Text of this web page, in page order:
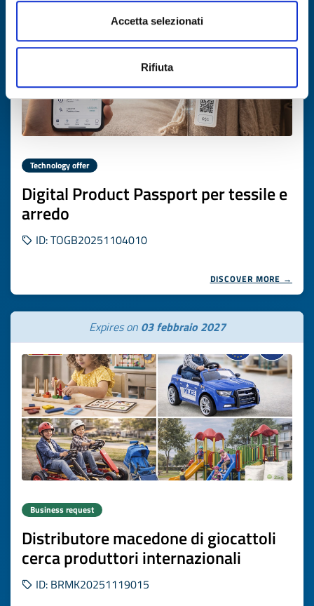
Accetta selezionati
Rifiuta
Technology offer
Digital Product Passport per tessile e
arredo
ID: TOGB20251104010
DISCOVER MORE →
Expires on 03 febbraio 2027
Business request
Distributore macedone di giocattoli
cerca produttori internazionali
ID: BRMK20251119015